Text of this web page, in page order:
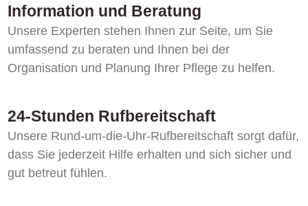
Information und Beratung
Unsere Experten stehen Ihnen zur Seite, um Sie
umfassend zu beraten und Ihnen bei der
Organisation und Planung Ihrer Pflege zu helfen.
24-Stunden Rufbereitschaft
Unsere Rund-um-die-Uhr-Rufbereitschaft sorgt dafür,
dass Sie jederzeit Hilfe erhalten und sich sicher und
gut betreut fühlen.